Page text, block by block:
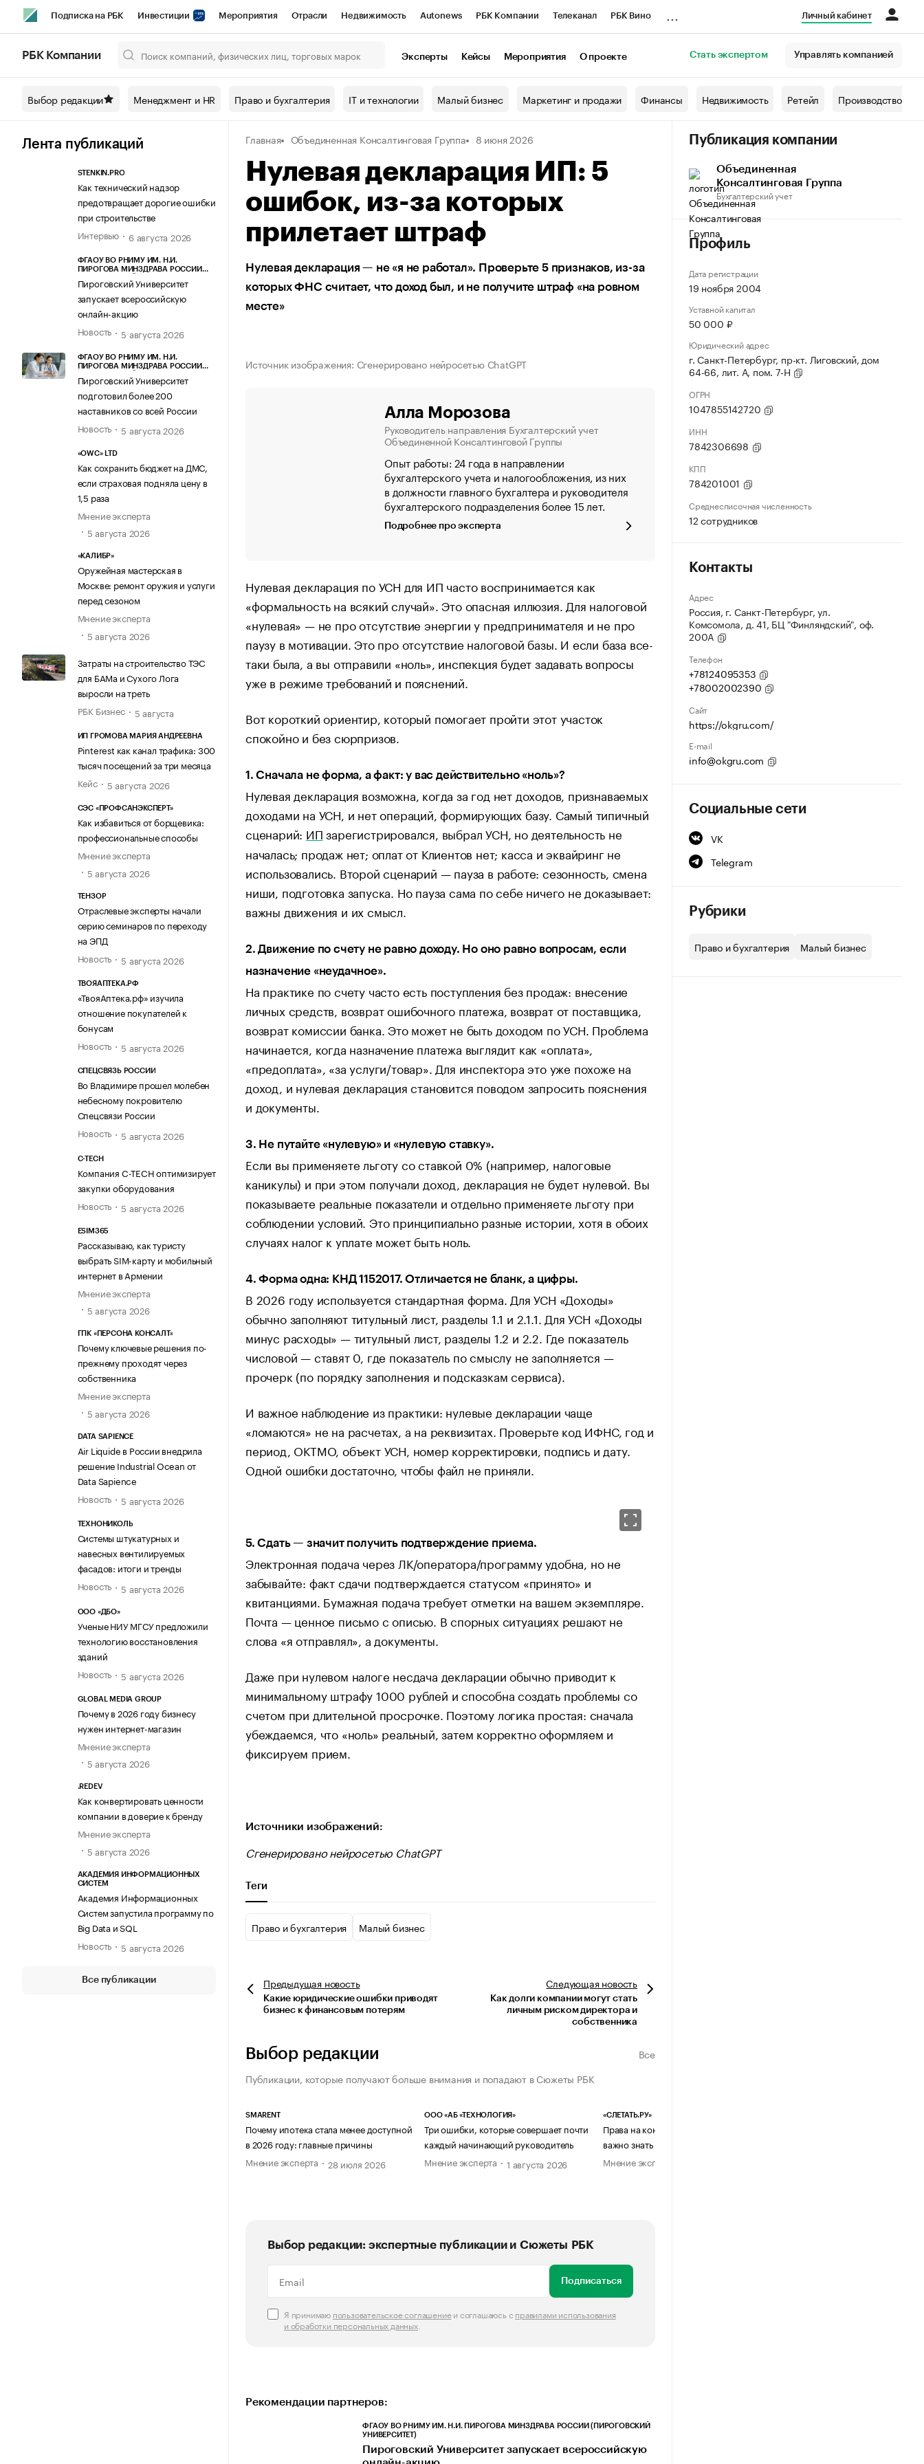
Подписка на РБК Инвестиции Мероприятия Отрасли Недвижимость Autonews РБК Компании Телеканал РБК Вино
Спецпроекты СПб Конференции СПб Спецпроекты Проверка контрагентов
Технологии и медиа Рынок наличной валюты
Личный кабинет
РБК Компании Эксперты Кейсы Мероприятия О проекте Стать экспертом Управлять компанией
Выбор редакции Менеджмент и HR Право и бухгалтерия IT и технологии Малый бизнес Маркетинг и продажи Финансы Недвижимость Ретейл Производство
Лента публикаций
STENKIN.PRO
Как технический надзор
предотвращает дорогие ошибки
при строительстве
Интервью
6 августа 2026
ФГАОУ ВО РНИМУ ИМ. Н.И.
ПИРОГОВА МИНЗДРАВА РОССИИ
Пироговский Университет
запускает всероссийскую
онлайн-акцию
Новость
5 августа 2026
ФГАОУ ВО РНИМУ ИМ. Н.И.
ПИРОГОВА МИНЗДРАВА РОССИИ
Пироговский Университет
подготовил более 200
наставников со всей России
Новость
5 августа 2026
«OWC» LTD
Как сохранить бюджет на ДМС,
если страховая подняла цену в
1,5 раза
Мнение эксперта
5 августа 2026
«КАЛИБР»
Оружейная мастерская в
Москве: ремонт оружия и услуги
перед сезоном
Мнение эксперта
5 августа 2026
Затраты на строительство ТЭС
для БАМа и Сухого Лога
выросли на треть
РБК Бизнес
5 августа
ИП ГРОМОВА МАРИЯ АНДРЕЕВНА
Pinterest как канал трафика: 300
тысяч посещений за три месяца
Кейс
5 августа 2026
СЭС «ПРОФСАНЭКСПЕРТ»
Как избавиться от борщевика:
профессиональные способы
Мнение эксперта
5 августа 2026
ТЕНЗОР
Отраслевые эксперты начали
серию семинаров по переходу
на ЭПД
Новость
5 августа 2026
ТВОЯАПТЕКА.РФ
«ТвояАптека.рф» изучила
отношение покупателей к
бонусам
Новость
5 августа 2026
СПЕЦСВЯЗЬ РОССИИ
Во Владимире прошел молебен
небесному покровителю
Спецсвязи России
Новость
5 августа 2026
C-TECH
Компания C-TECH оптимизирует
закупки оборудования
Новость
5 августа 2026
ESIM365
Рассказываю, как туристу
выбрать SIM-карту и мобильный
интернет в Армении
Мнение эксперта
5 августа 2026
ГПК «ПЕРСОНА КОНСАЛТ»
Почему ключевые решения по-
прежнему проходят через
собственника
Мнение эксперта
5 августа 2026
DATA SAPIENCE
Air Liquide в России внедрила
решение Industrial Ocean от
Data Sapience
Новость
5 августа 2026
ТЕХНОНИКОЛЬ
Системы штукатурных и
навесных вентилируемых
фасадов: итоги и тренды
Новость
5 августа 2026
ООО «ДБО»
Ученые НИУ МГСУ предложили
технологию восстановления
зданий
Новость
5 августа 2026
GLOBAL MEDIA GROUP
Почему в 2026 году бизнесу
нужен интернет-магазин
Мнение эксперта
5 августа 2026
.REDEV
Как конвертировать ценности
компании в доверие к бренду
Мнение эксперта
5 августа 2026
АКАДЕМИЯ ИНФОРМАЦИОННЫХ
СИСТЕМ
Академия Информационных
Систем запустила программу по
Big Data и SQL
Новость
5 августа 2026
Все публикации
Главная Объединенная Консалтинговая Группа 8 июня 2026
Нулевая декларация ИП: 5
ошибок, из-за которых
прилетает штраф
Нулевая декларация — не «я не работал». Проверьте 5 признаков, из-за
которых ФНС считает, что доход был, и не получите штраф «на ровном
месте»
Источник изображения: Сгенерировано нейросетью ChatGPT
Алла Морозова
Руководитель направления Бухгалтерский учет
Объединенной Консалтинговой Группы
Опыт работы: 24 года в направлении
бухгалтерского учета и налогообложения, из них
в должности главного бухгалтера и руководителя
бухгалтерского подразделения более 15 лет.
Подробнее про эксперта
Нулевая декларация по УСН для ИП часто воспринимается как
«формальность на всякий случай». Это опасная иллюзия. Для налоговой
«нулевая» — не про отсутствие энергии у предпринимателя и не про
паузу в мотивации. Это про отсутствие налоговой базы. И если база все-
таки была, а вы отправили «ноль», инспекция будет задавать вопросы
уже в режиме требований и пояснений.
Вот короткий ориентир, который помогает пройти этот участок
спокойно и без сюрпризов.
1. Сначала не форма, а факт: у вас действительно «ноль»?
Нулевая декларация возможна, когда за год нет доходов, признаваемых
доходами на УСН, и нет операций, формирующих базу. Самый типичный
сценарий: ИПзарегистрировался, выбрал УСН, но деятельность не
началась; продаж нет; оплат от Клиентов нет; касса и эквайринг не
использовались. Второй сценарий — пауза в работе: сезонность, смена
ниши, подготовка запуска. Но пауза сама по себе ничего не доказывает:
важны движения и их смысл.
2. Движение по счету не равно доходу. Но оно равно вопросам, если
назначение «неудачное».
На практике по счету часто есть поступления без продаж: внесение
личных средств, возврат ошибочного платежа, возврат от поставщика,
возврат комиссии банка. Это может не быть доходом по УСН. Проблема
начинается, когда назначение платежа выглядит как «оплата»,
«предоплата», «за услуги/товар». Для инспектора это уже похоже на
доход, и нулевая декларация становится поводом запросить пояснения
и документы.
3. Не путайте «нулевую» и «нулевую ставку».
Если вы применяете льготу со ставкой 0% (например, налоговые
каникулы) и при этом получали доход, декларация не будет нулевой. Вы
показываете реальные показатели и отдельно применяете льготу при
соблюдении условий. Это принципиально разные истории, хотя в обоих
случаях налог к уплате может быть ноль.
4. Форма одна: КНД 1152017. Отличается не бланк, а цифры.
В 2026 году используется стандартная форма. Для УСН «Доходы»
обычно заполняют титульный лист, разделы 1.1 и 2.1.1. Для УСН «Доходы
минус расходы» — титульный лист, разделы 1.2 и 2.2. Где показатель
числовой — ставят 0, где показатель по смыслу не заполняется —
прочерк (по порядку заполнения и подсказкам сервиса).
И важное наблюдение из практики: нулевые декларации чаще
«ломаются» не на расчетах, а на реквизитах. Проверьте код ИФНС, год и
период, ОКТМО, объект УСН, номер корректировки, подпись и дату.
Одной ошибки достаточно, чтобы файл не приняли.
5. Сдать — значит получить подтверждение приема.
Электронная подача через ЛК/оператора/программу удобна, но не
забывайте: факт сдачи подтверждается статусом «принято» и
квитанциями. Бумажная подача требует отметки на вашем экземпляре.
Почта — ценное письмо с описью. В спорных ситуациях решают не
слова «я отправлял», а документы.
Даже при нулевом налоге несдача декларации обычно приводит к
минимальному штрафу 1000 рублей и способна создать проблемы со
счетом при длительной просрочке. Поэтому логика простая: сначала
убеждаемся, что «ноль» реальный, затем корректно оформляем и
фиксируем прием.
Источники изображений:
Сгенерировано нейросетью ChatGPT
Теги
Право и бухгалтерия Малый бизнес
Предыдущая новость
Какие юридические ошибки приводят
бизнес к финансовым потерям
Следующаяновость
Как долги компании могут стать
личным риском директора и
собственника
Выбор редакции
Все
Публикации, которые получают больше внимания и попадают в Сюжеты РБК
SMARENT
Почему ипотека стала менее доступной
в 2026 году: главные причины
Мнение эксперта
28 июля 2026
ООО «АБ «ТЕХНОЛОГИЯ»
Три ошибки, которые совершает почти
каждый начинающий руководитель
Мнение эксперта
1 августа 2026
«СЛЕТАТЬ.РУ»
Права на контент, созданный ИИ: что
важно знать бизнесу
Мнение эксперта
Выбор редакции: экспертные публикации и Сюжеты РБК
Подписаться
Я принимаю пользовательское соглашениеи соглашаюсь с правилами использования
и обработки персональных данных.
Рекомендации партнеров:
ФГАОУ ВО РНИМУ ИМ. Н.И. ПИРОГОВА МИНЗДРАВА РОССИИ (ПИРОГОВСКИЙ
УНИВЕРСИТЕТ)
Пироговский Университет запускает всероссийскую
Публикация компании
Объединенная
Консалтинговая Группа
Бухгалтерский учет
Профиль
Дата регистрации
19 ноября 2004
Уставной капитал
50 000 ₽
Юридический адрес
г. Санкт-Петербург, пр-кт. Лиговский, дом
64-66, лит. А, пом. 7-Н
ОГРН
1047855142720
ИНН
7842306698
КПП
784201001
Среднесписочная численность
12 сотрудников
Контакты
Адрес
Россия, г. Санкт-Петербург, ул.
Комсомола, д. 41, БЦ "Финляндский", оф.
200А
Телефон
+78124095353
+78002002390
Сайт
https://okgru.com/
E-mail
info@okgru.com
Социальные сети
VK
Telegram
Рубрики
Право и бухгалтерия Малый бизнес